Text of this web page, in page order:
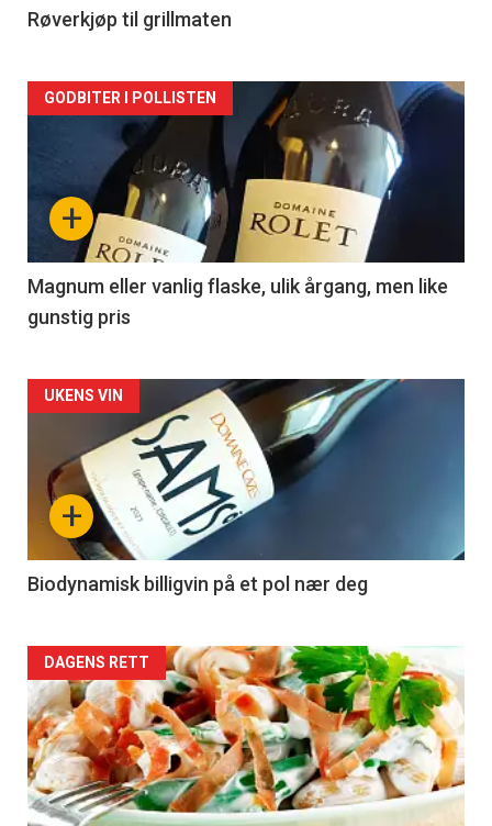
2
Røverkjøp til grillmaten
Forsiden
akkurat
nå
3
+
GODBITER I POLLISTEN
Magnum eller vanlig flaske, ulik årgang, men like
gunstig pris
Forsiden
akkurat
nå
4
+
UKENS VIN
Biodynamisk billigvin på et pol nær deg
Forsiden
akkurat
nå
-
DAGENS RETT